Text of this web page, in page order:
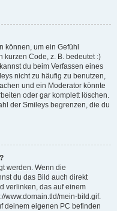
können, um ein Gefühl
kurzen Code, z. B. bedeutet :)
du beim Verfassen eines
nicht zu häufig zu benutzen,
und ein Moderator könnte
oder gar komplett löschen.
der Smileys begrenzen, die du
werden. Wenn die
du das Bild auch direkt
verlinken, das auf einem
www.domain.tld/mein-bild.gif.
deinem eigenen PC befinden